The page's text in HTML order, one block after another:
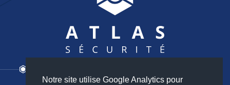
Notre site utilise Google Analytics pour